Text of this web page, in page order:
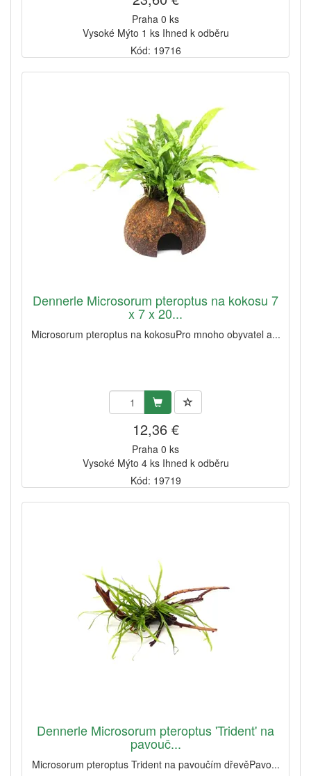
Praha 0 ks
Vysoké Mýto 1 ks Ihned k odběru
Kód: 19716
Dennerle Microsorum pteroptus na kokosu 7
x 7 x 20...
Microsorum pteroptus na kokosuPro mnoho obyvatel a...
12,36 €
Praha 0 ks
Vysoké Mýto 4 ks Ihned k odběru
Kód: 19719
Dennerle Microsorum pteroptus 'Trident' na
pavouč...
Microsorum pteroptus Trident na pavoučím dřevěPavo...